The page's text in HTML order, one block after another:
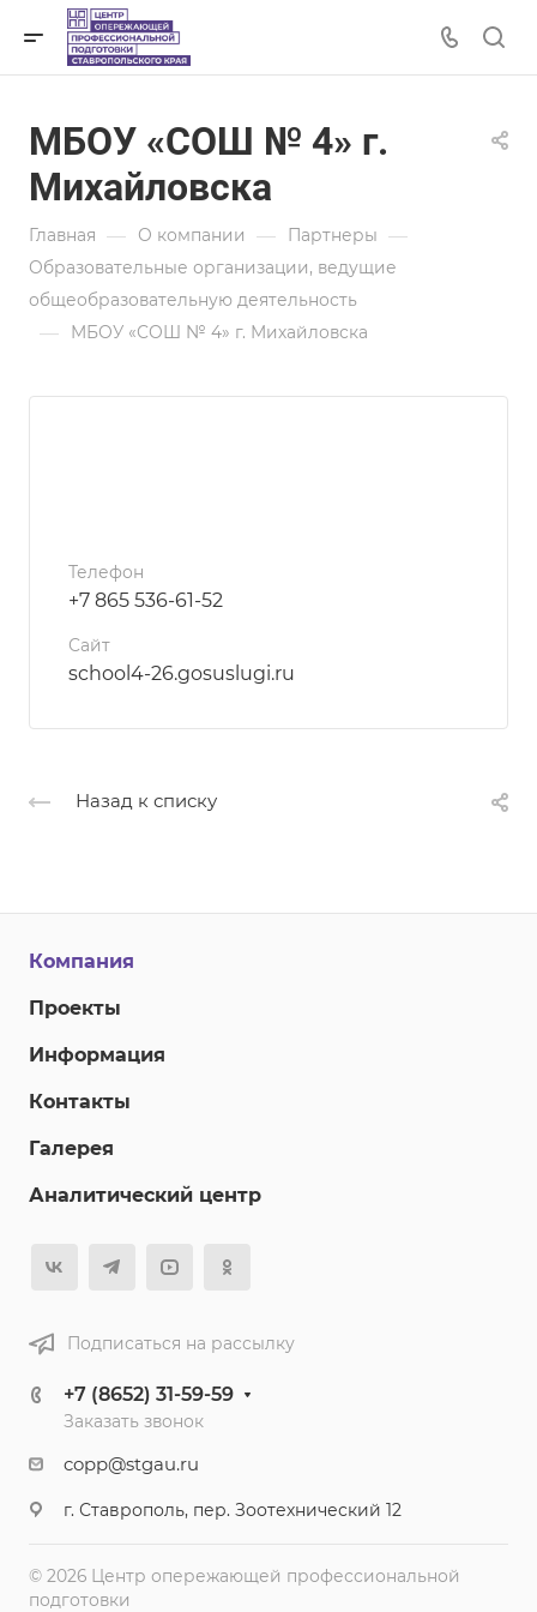
МБОУ «СОШ № 4» г.
Михайловска
Главная — О компании — Партнеры —
Образовательные организации, ведущие
общеобразовательную деятельность
— МБОУ «СОШ № 4» г. Михайловска
Телефон
+7 865 536-61-52
Сайт
school4-26.gosuslugi.ru
Назад к списку
Компания
Проекты
Информация
Контакты
Галерея
Аналитический центр
Подписаться на рассылку
+7 (8652) 31-59-59
Заказать звонок
copp@stgau.ru
г. Ставрополь, пер. Зоотехнический 12
© 2026 Центр опережающей профессиональной
подготовки